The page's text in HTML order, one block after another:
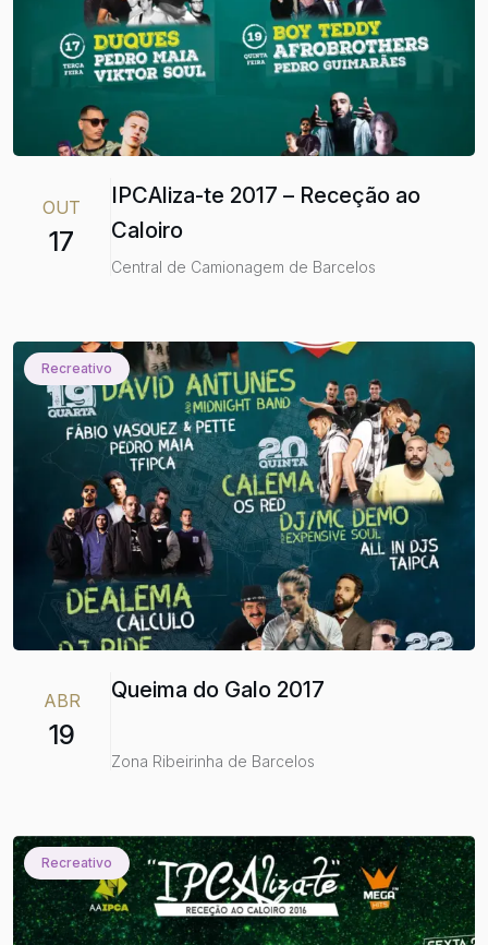
OUT
17
IPCAliza-te 2017 – Receção ao
Caloiro
Central de Camionagem de Barcelos
Recreativo
ABR
19
Queima do Galo 2017
Zona Ribeirinha de Barcelos
Recreativo